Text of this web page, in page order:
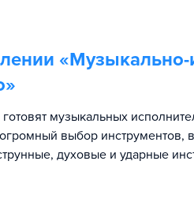
«Музыкально-
»
музыкальных
выбор инструментов,
духовые и ударные